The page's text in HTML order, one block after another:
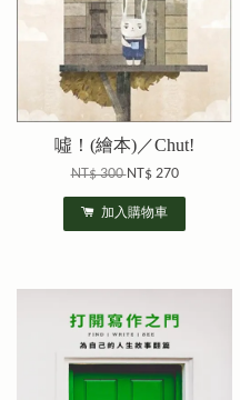
噓！(繪本)／Chut!
NT$ 300NT$ 270
加入購物車